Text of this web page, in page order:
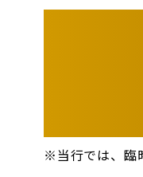
※当行では、臨